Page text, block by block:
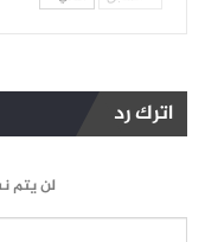
اترك رد
لن يتم